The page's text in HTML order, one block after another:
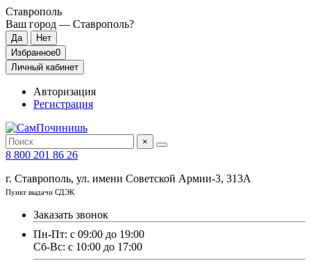
Ставрополь
Ваш город — Ставрополь?
Избранное0
Личный кабинет
Авторизация
Регистрация
×
8 800 201 86 26
г. Ставрополь, ул. имени Советской Армии-3, 313А
Пункт выдачи СДЭК
Заказать звонок
Пн-Пт: с 09:00 до 19:00
Сб-Вс: с 10:00 до 17:00